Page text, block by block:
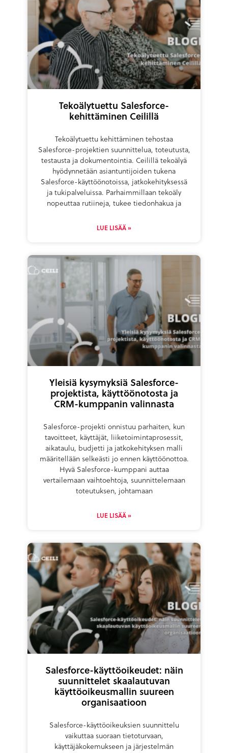
Tekoälytuettu Salesforce-
kehittäminen Ceilillä
Tekoälytuettu kehittäminen tehostaa
Salesforce-projektien suunnittelua, toteutusta,
testausta ja dokumentointia. Ceilillä tekoälyä
hyödynnetään asiantuntijoiden tukena
Salesforce-käyttöönotoissa, jatkokehityksessä
ja tukipalveluissa. Parhaimmillaan tekoäly
nopeuttaa rutiineja, tukee tiedonhakua ja
LUE LISÄÄ »
Yleisiä kysymyksiä Salesforce-
projektista, käyttöönotosta ja
CRM-kumppanin valinnasta
Salesforce-projekti onnistuu parhaiten, kun
tavoitteet, käyttäjät, liiketoimintaprosessit,
aikataulu, budjetti ja jatkokehityksen malli
määritellään selkeästi jo ennen käyttöönottoa.
Hyvä Salesforce-kumppani auttaa
vertailemaan vaihtoehtoja, suunnittelemaan
toteutuksen, johtamaan
LUE LISÄÄ »
Salesforce-käyttöoikeudet: näin
suunnittelet skaalautuvan
käyttöoikeusmallin suureen
organisaatioon
Salesforce-käyttöoikeuksien suunnittelu
vaikuttaa suoraan tietoturvaan,
käyttäjäkokemukseen ja järjestelmän